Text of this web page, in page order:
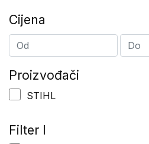
Cijena
Proizvođači
STIHL
Filter I